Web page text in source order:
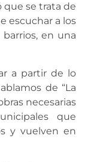
que se trata de
escuchar a los
en una
a partir de lo
de “La
necesarias
que
y vuelven en